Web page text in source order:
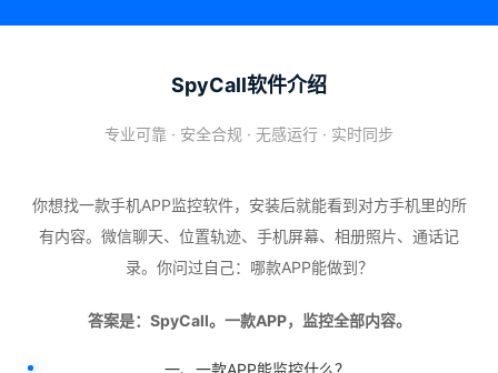
SpyCall软件介绍
专业可靠 · 安全合规 · 无感运行 · 实时同步
你想找一款手机APP监控软件，安装后就能看到对方手机里的所
有内容。微信聊天、位置轨迹、手机屏幕、相册照片、通话记
录。你问过自己：哪款APP能做到？
答案是：SpyCall。一款APP，监控全部内容。
一、一款APP能监控什么？